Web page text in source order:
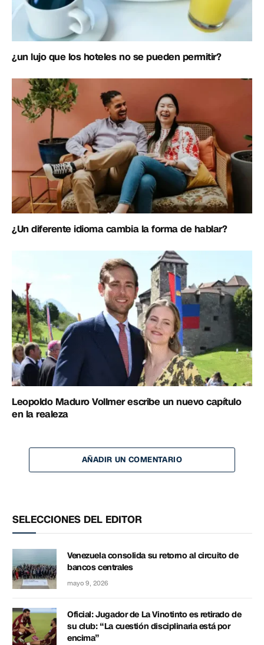
¿un lujo que los hoteles no se pueden permitir?
¿Un diferente idioma cambia la forma de hablar?
Leopoldo Maduro Vollmer escribe un nuevo capítulo
en la realeza
AÑADIR UN COMENTARIO
SELECCIONES DEL EDITOR
Venezuela consolida su retorno al circuito de
bancos centrales
mayo 9, 2026
Oficial: Jugador de La Vinotinto es retirado de
su club: “La cuestión disciplinaria está por
encima”